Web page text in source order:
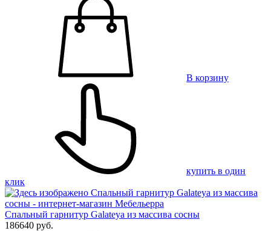
В корзину
купить в один
клик
Спальный гарнитур Galateya из массива сосны
186640 руб.